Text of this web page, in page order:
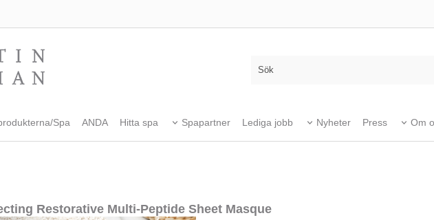
Spa ANDA Hitta spa Spapartner Lediga jobb Nyheter Press Om
Restorative Multi-Peptide Sheet Masque